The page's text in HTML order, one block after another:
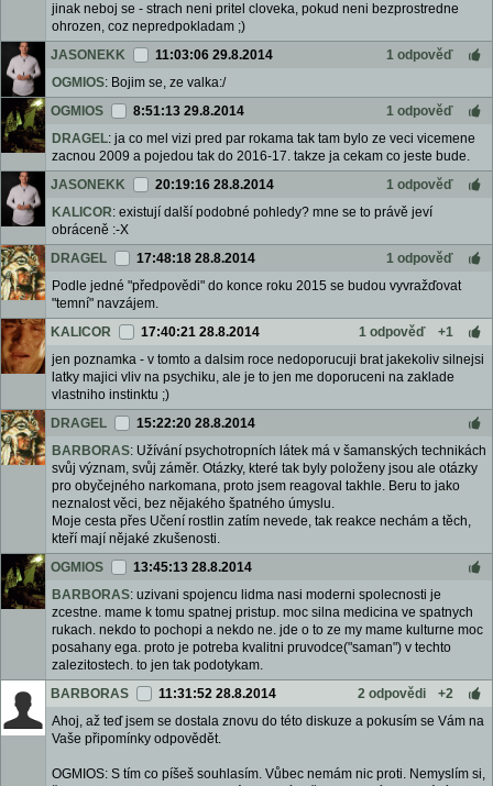
jinak neboj se - strach neni pritel cloveka, pokud neni bezprostredne
ohrozen, coz nepredpokladam ;)
JASONEKK
11:03:06 29.8.2014
1 odpověď
OGMIOS: Bojim se, ze valka:/
OGMIOS
8:51:13 29.8.2014
1 odpověď
DRAGEL: ja co mel vizi pred par rokama tak tam bylo ze veci vicemene
zacnou 2009 a pojedou tak do 2016-17. takze ja cekam co jeste bude.
JASONEKK
20:19:16 28.8.2014
1 odpověď
KALICOR: existují další podobné pohledy? mne se to právě jeví
obráceně :-X
DRAGEL
17:48:18 28.8.2014
1 odpověď
Podle jedné "předpovědi" do konce roku 2015 se budou vyvražďovat
"temní" navzájem.
KALICOR
17:40:21 28.8.2014 1 odpověď
+1
jen poznamka - v tomto a dalsim roce nedoporucuji brat jakekoliv silnejsi
latky majici vliv na psychiku, ale je to jen me doporuceni na zaklade
vlastniho instinktu ;)
DRAGEL
15:22:20 28.8.2014
BARBORAS: Užívání psychotropních látek má v šamanských technikách
svůj význam, svůj záměr. Otázky, které tak byly položeny jsou ale otázky
pro obyčejného narkomana, proto jsem reagoval takhle. Beru to jako
neznalost věci, bez nějakého špatného úmyslu.
Moje cesta přes Učení rostlin zatím nevede, tak reakce nechám a těch,
kteří mají nějaké zkušenosti.
OGMIOS
13:45:13 28.8.2014
BARBORAS: uzivani spojencu lidma nasi moderni spolecnosti je
zcestne. mame k tomu spatnej pristup. moc silna medicina ve spatnych
rukach. nekdo to pochopi a nekdo ne. jde o to ze my mame kulturne moc
posahany ega. proto je potreba kvalitni pruvodce("saman") v techto
zalezitostech. to jen tak podotykam.
BARBORAS
11:31:52 28.8.2014 2 odpovědi
+2
Ahoj, až teď jsem se dostala znovu do této diskuze a pokusím se Vám na
Vaše připomínky odpovědět.
OGMIOS: S tím co píšeš souhlasím. Vůbec nemám nic proti. Nemyslím si,